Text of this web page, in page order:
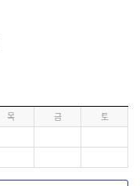
목 금
토